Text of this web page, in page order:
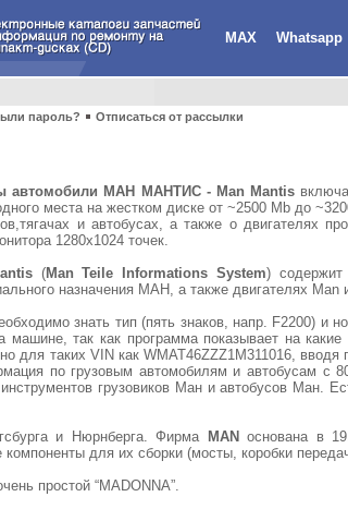
MAX Whatsapp
пароль? Отписаться от рассылки
автомобили МАН МАНТИС - Man Mantis
места на жестком диске от ~2500 Mb до
и автобусах, а также о двигателях
1280x1024 точек.
(Man Teile Informations System) содержит
назначения МАН, а также двигателях Man
знать тип (пять знаков, напр. F2200) и
так как программа показывает на
для таких VIN как WMAT46ZZZ1M311016,
по грузовым автомобилям и автобусам с
грузовиков Ман и автобусов Ман.
и Нюрнберга. Фирма MANоснована в
для их сборки (мосты, коробки
простой “MADONNA”.